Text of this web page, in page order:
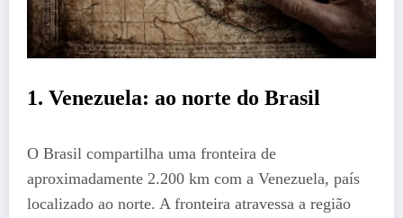
1. Venezuela: ao norte do Brasil
O Brasil compartilha uma fronteira de
aproximadamente 2.200 km com a Venezuela, país
localizado ao norte. A fronteira atravessa a região